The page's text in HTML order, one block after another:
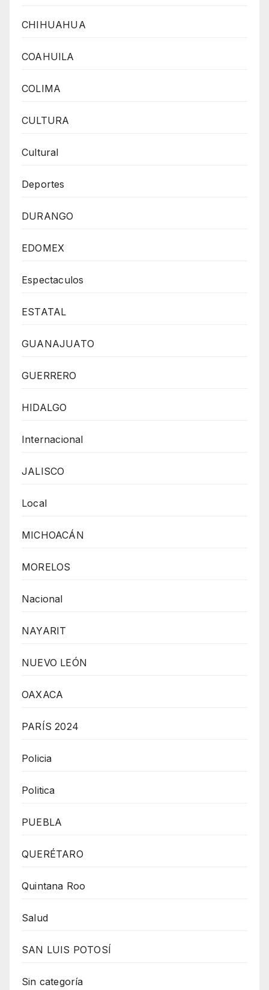
CHIHUAHUA
COAHUILA
COLIMA
CULTURA
Cultural
Deportes
DURANGO
EDOMEX
Espectaculos
ESTATAL
GUANAJUATO
GUERRERO
HIDALGO
Internacional
JALISCO
Local
MICHOACÁN
MORELOS
Nacional
NAYARIT
NUEVO LEÓN
OAXACA
PARÍS 2024
Policia
Politica
PUEBLA
QUERÉTARO
Quintana Roo
Salud
SAN LUIS POTOSÍ
Sin categoría